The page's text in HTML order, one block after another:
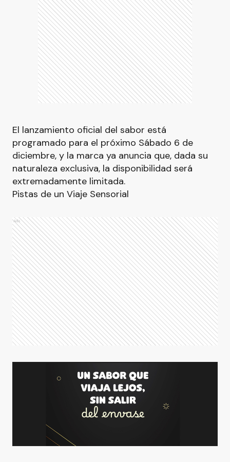
El lanzamiento oficial del sabor está
programado para el próximo Sábado 6 de
diciembre, y la marca ya anuncia que, dada su
naturaleza exclusiva, la disponibilidad será
extremadamente limitada.
Pistas de un Viaje Sensorial
Ads